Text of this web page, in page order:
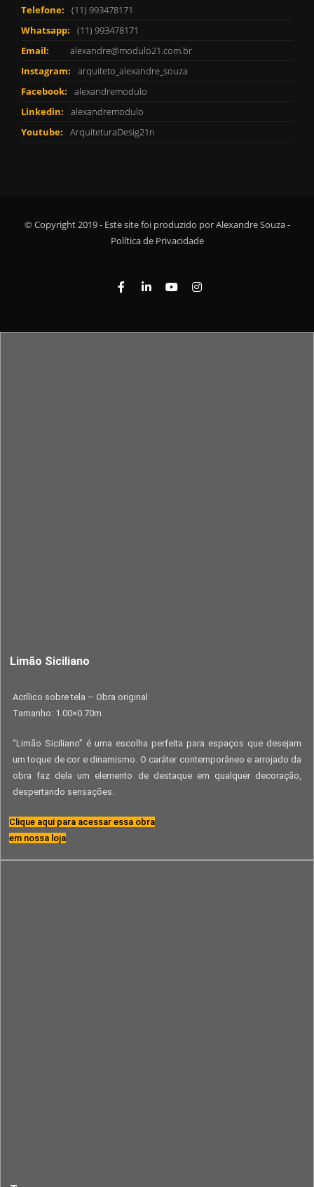
Telefone:
(11) 993478171
Whatsapp:
(11) 993478171
Email:
alexandre@modulo21.com.br
Instagram:
arquiteto_alexandre_souza
Facebook:
alexandremodulo
Linkedin:
alexandremodulo
Youtube:
ArquiteturaDesig21n
© Copyright 2019 - Este site foi produzido por Alexandre Souza -
Política de Privacidade
Limão Siciliano
Acrílico sobre tela – Obra original
Tamanho: 1.00×0.70m
“Limão Siciliano” é uma escolha perfeita para espaços que desejam
um toque de cor e dinamismo. O caráter contemporâneo e arrojado da
obra faz dela um elemento de destaque em qualquer decoração,
despertando sensações.
Clique aqui para acessar essa obra
em nossa loja